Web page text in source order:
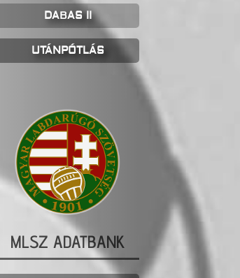
DABAS II
UTÁNPÓTLÁS
MLSZ ADATBANK